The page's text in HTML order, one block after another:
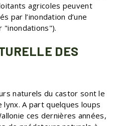
agricoles peuvent
par l’inondation d’une
"inondations").
DES
naturels du castor sont le
lynx. A part quelques loups
ces dernières années,